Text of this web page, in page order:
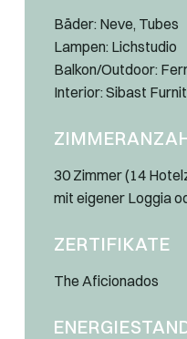
Bäder: Neve, Tubes
Lampen: Lichstudio
Balkon/Outdoor:
Interior: Sibast
30 Zimmer (14
mit eigener Loggia
ZERTIFIKATE
The Aficionados